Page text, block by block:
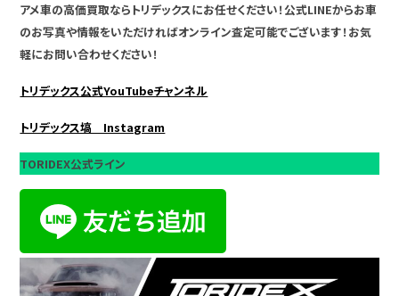
アメ車の高価買取ならトリデックスにお任せください！公式LINEからお車
のお写真や情報をいただければオンライン査定可能でございます！お気
軽にお問い合わせください！
トリデックス公式YouTubeチャンネル
トリデックス塙 Instagram
TORIDEX公式ライン